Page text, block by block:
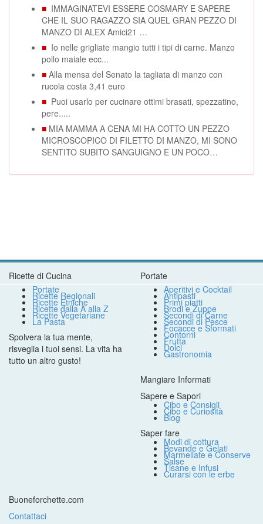
■ IMMAGINATEVI ESSERE COSMARY E SAPERE
CHE IL SUO RAGAZZO SIA QUEL GRAN PEZZO DI
MANZO DI ALEX Amici21 …
■ Io nelle grigliate mangio tutti i tipi di carne. Manzo
pollo maiale ecc...
■ Alla mensa del Senato la tagliata di manzo con
rucola costa 3,41 euro
■ Puoi usarlo per cucinare ottimi brasati, spezzatino,
pere.....
■ MIA MAMMA A CENA MI HA COTTO UN PEZZO
MICROSCOPICO DI FILETTO DI MANZO, MI SONO
SENTITO SUBITO SANGUIGNO E UN POCO…
Ricette di Cucina
Portate
Ricette Regionali
Ricette Etniche
Ricette dalla A alla Z
Ricette Vegetariane
La Pasta
Spolvera la tua mente,
risveglia i tuoi sensi. La vita ha
tutto un altro gusto!
Portate
Aperitivi e Cocktail
Antipasti
Primi piatti
Brodi e Zuppe
Secondi di Carne
Secondi di Pesce
Focacce e Sformati
Contorni
Frutta
Dolci
Gastronomia
Mangiare Informati
Sapere e Sapori
Cibo e Consigli
Cibo e Curiosità
Blog
Saper fare
Modi di cottura
Bevande e Gelati
Marmellate e Conserve
Salse
Tisane e Infusi
Curarsi con le erbe
Buoneforchette.com
Contattaci